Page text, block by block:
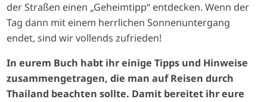
der Straßen einen „Geheimtipp“ entdecken. Wenn der
Tag dann mit einem herrlichen Sonnenuntergang
endet, sind wir vollends zufrieden!
In eurem Buch habt ihr einige Tipps und Hinweise
zusammengetragen, die man auf Reisen durch
Thailand beachten sollte. Damit bereitet ihr eure